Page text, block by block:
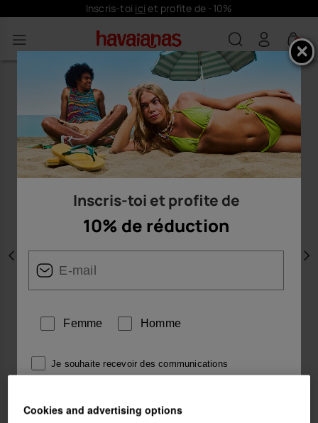
Inscris-toi ici et profite de -10%
0
Précédent
Inscris-toi et profite de
10% de réduction
Femme Homme
Je souhaite recevoir des communications
Cookies and advertising options